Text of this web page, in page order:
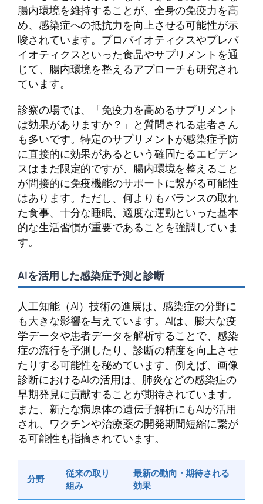
腸内環境を維持することが、全身の免疫力を高
め、感染症への抵抗力を向上させる可能性が示
唆されています。プロバイオティクスやプレバ
イオティクスといった食品やサプリメントを通
じて、腸内環境を整えるアプローチも研究され
ています。
診察の場では、「免疫力を高めるサプリメント
は効果がありますか？」と質問される患者さん
も多いです。特定のサプリメントが感染症予防
に直接的に効果があるという確固たるエビデン
スはまだ限定的ですが、腸内環境を整えること
が間接的に免疫機能のサポートに繋がる可能性
はあります。ただし、何よりもバランスの取れ
た食事、十分な睡眠、適度な運動といった基本
的な生活習慣が重要であることを強調していま
す。
AIを活用した感染症予測と診断
人工知能（AI）技術の進展は、感染症の分野に
も大きな影響を与えています。AIは、膨大な疫
学データや患者データを解析することで、感染
症の流行を予測したり、診断の精度を向上させ
たりする可能性を秘めています。例えば、画像
診断におけるAIの活用は、肺炎などの感染症の
早期発見に貢献することが期待されています。
また、新たな病原体の遺伝子解析にもAIが活用
され、ワクチンや治療薬の開発期間短縮に繋が
る可能性も指摘されています。
分野
従来の取り
組み
最新の動向・期待される
効果